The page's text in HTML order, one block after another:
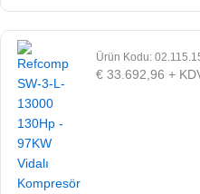
Ürün Kodu:
€ 33.692,96 +